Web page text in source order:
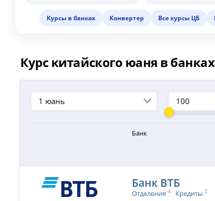
Курсы в банках Конвертер Все курсы ЦБ
Курс китайского юаня в банках
1 юань
Банк
Банк ВТБ
Отделения 4 Кредиты 2